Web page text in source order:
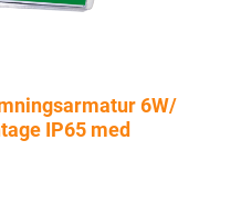
6W/
IP65 med